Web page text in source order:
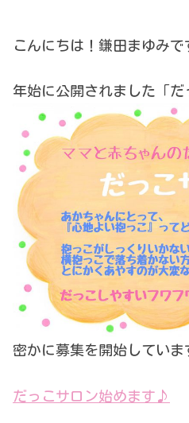
こんにちは！鎌田まゆみで
年始に公開されました「だ
密かに募集を開始していま
だっこサロン始めます♪